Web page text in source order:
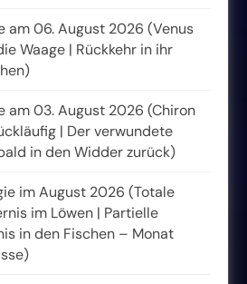
am 06. August 2026 (Venus
Waage | Rückkehr in ihr
am 03. August 2026 (Chiron
| Der verwundete
in den Widder zurück)
im August 2026 (Totale
im Löwen | Partielle
in den Fischen – Monat